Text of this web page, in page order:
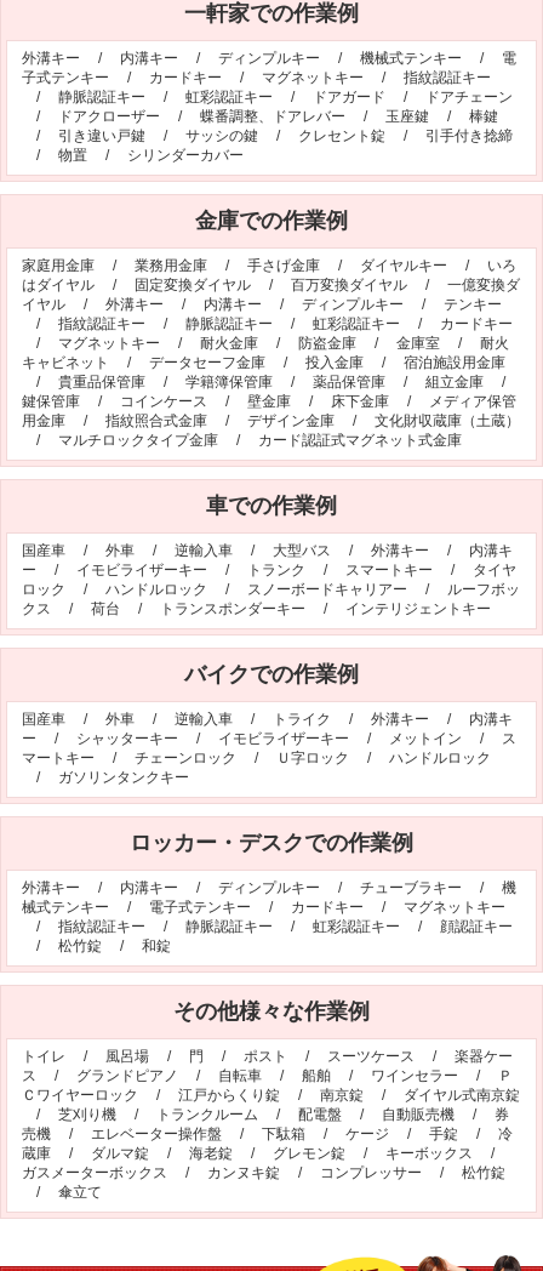
イモビライザーの鍵紛失・製作
中山さん 防犯コラム よくあるご質問
オフィシャルブログ お得なコース割引
会社案内
公式キャラクター紹介 お知らせ
お問合せフォーム 鍵のレスキューにご意見
登録商標 プライバシーポリシー
特定商取引法上の表記 サイトマップ
鍵のレスキュー 合鍵ショップ
一軒家での作業例
外溝キー / 内溝キー / ディンプルキー / 機械式テンキー / 電
子式テンキー / カードキー / マグネットキー / 指紋認証キー
/ 静脈認証キー / 虹彩認証キー / ドアガード /
ドアチェーン
/
ドアクローザー / 蝶番調整、ドアレバー / 玉座鍵 / 棒鍵
/ 引き違い戸鍵 / サッシの鍵 / クレセント錠 / 引手付き捻締
/ 物置 / シリンダーカバー
金庫での作業例
家庭用金庫 / 業務用金庫 / 手さげ金庫 / ダイヤルキー / いろ
はダイヤル / 固定変換ダイヤル / 百万変換ダイヤル / 一億変換ダ
イヤル / 外溝キー / 内溝キー / ディンプルキー / テンキー
/ 指紋認証キー / 静脈認証キー / 虹彩認証キー / カードキー
/ マグネットキー / 耐火金庫 / 防盗金庫 / 金庫室 / 耐火
キャビネット
/ データセーフ金庫 / 投入金庫 / 宿泊施設用金庫
/ 貴重品保管庫 / 学籍簿保管庫 / 薬品保管庫 / 組立金庫 /
鍵保管庫 / コインケース / 壁金庫 / 床下金庫 /
メディア保管
用金庫 / 指紋照合式金庫 / デザイン金庫 / 文化財収蔵庫（土蔵）
/ マルチロックタイプ金庫 / カード認証式マグネット式金庫
車での作業例
国産車 / 外車 / 逆輸入車 / 大型バス / 外溝キー / 内溝キ
ー / イモビライザーキー / トランク / スマートキー / タイヤ
ロック
/ ハンドルロック / スノーボードキャリアー / ルーフボッ
クス / 荷台 / トランスポンダーキー / インテリジェントキー
バイクでの作業例
国産車 / 外車 / 逆輸入車 / トライク / 外溝キー / 内溝キ
ー / シャッターキー / イモビライザーキー / メットイン / ス
マートキー / チェーンロック / Ｕ字ロック / ハンドルロック
/ ガソリンタンクキー
ロッカー・デスクでの作業例
外溝キー / 内溝キー / ディンプルキー / チューブラキー / 機
械式テンキー / 電子式テンキー / カードキー / マグネットキー
/ 指紋認証キー / 静脈認証キー / 虹彩認証キー / 顔認証キー
/ 松竹錠 / 和錠
その他様々な作業例
トイレ / 風呂場 / 門 / ポスト / スーツケース / 楽器ケー
ス / グランドピアノ / 自転車 / 船舶 / ワインセラー /
Ｐ
Ｃワイヤーロック
/ 江戸からくり錠 / 南京錠 / ダイヤル式南京錠
/ 芝刈り機 / トランクルーム / 配電盤 / 自動販売機 / 券
売機 / エレベーター操作盤 / 下駄箱 / ケージ / 手錠 / 冷
蔵庫 / ダルマ錠 / 海老錠 / グレモン錠 / キーボックス /
ガスメーターボックス / カンヌキ錠 / コンプレッサー / 松竹錠
/ 傘立て